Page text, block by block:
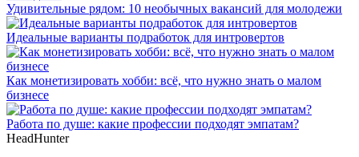
Удивительные рядом: 10 необычных вакансий для молодежи
Идеальные варианты подработок для интровертов
Как монетизировать хобби: всё, что нужно знать о малом
бизнесе
Работа по душе: какие профессии подходят эмпатам?
HeadHunter